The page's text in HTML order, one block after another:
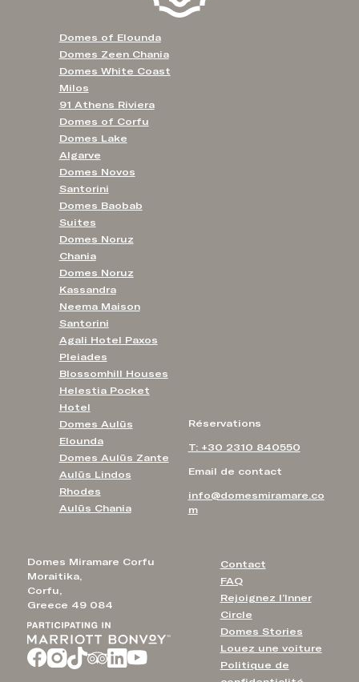
Domes Miramare Corfu
Moraitika,
Corfu,
Greece 49 084
Contact
FAQ
Rejoignez l’Inner
Circle
Domes Stories
Louez une voiture
Politique de
Réservations
T: +30 2310 840550
Email de contact
info@domesmiramare.co
m
Domes of Elounda
Domes Zeen Chania
Domes White Coast
Milos
91 Athens Riviera
Domes of Corfu
Domes Lake
Algarve
Domes Novos
Santorini
Domes Baobab
Suites
Domes Noruz
Chania
Domes Noruz
Kassandra
Neema Maison
Santorini
Agali Hotel Paxos
Pleiades
Blossomhill Houses
Helestia Pocket
Hotel
Domes Aulūs
Elounda
Domes Aulūs Zante
Aulūs Lindos
Rhodes
Aulūs Chania